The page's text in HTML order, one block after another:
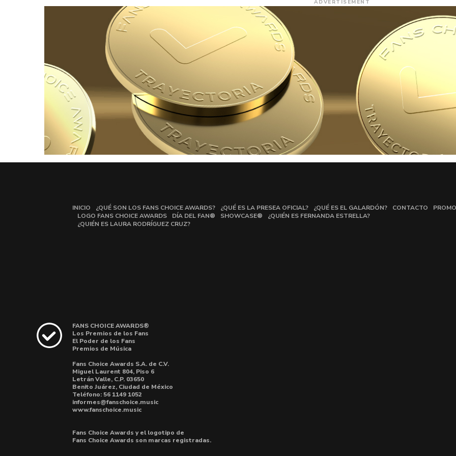
ADVERTISEMENT
INICIO ¿QUÉ SON LOS FANS CHOICE AWARDS? ¿QUÉ ES LA PRESEA OFICIAL? ¿QUÉ ES EL GALARDÓN? CONTACTO
LOGO FANS CHOICE AWARDS
DÍA DEL FAN® SHOWCASE®
¿QUIÉN ES FERNANDA ESTRELLA?
¿QUIÉN ES LAURA RODRÍGUEZ CRUZ?
FANS CHOICE AWARDS®
Los Premios de los Fans
El Poder de los Fans
Premios de Música
Fans Choice Awards S.A. de C.V.
Miguel Laurent 804, Piso 6
Letrán Valle, C.P. 03650
Benito Juárez, Ciudad de México
Teléfono: 56 1149 1052
informes@fanschoice.music
www.fanschoice.music
Fans Choice Awards y el logotipo de
Fans Choice Awards son marcas registradas.